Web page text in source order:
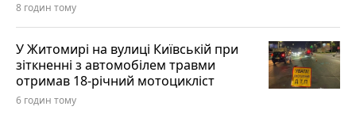
8 годин тому
У Житомирі на вулиці Київській при
зіткненні з автомобілем травми
отримав 18-річний мотоцикліст
6 годин тому